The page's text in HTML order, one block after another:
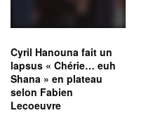
Cyril Hanouna fait un
lapsus « Chérie… euh
Shana » en plateau
selon Fabien
Lecoeuvre